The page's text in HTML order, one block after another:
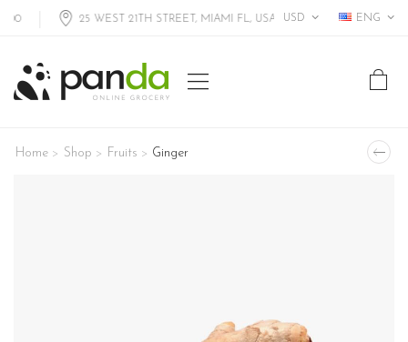
25 WEST 21TH STREET, MIAMI FL, USA USD ENG
Home > Shop > Fruits > Ginger